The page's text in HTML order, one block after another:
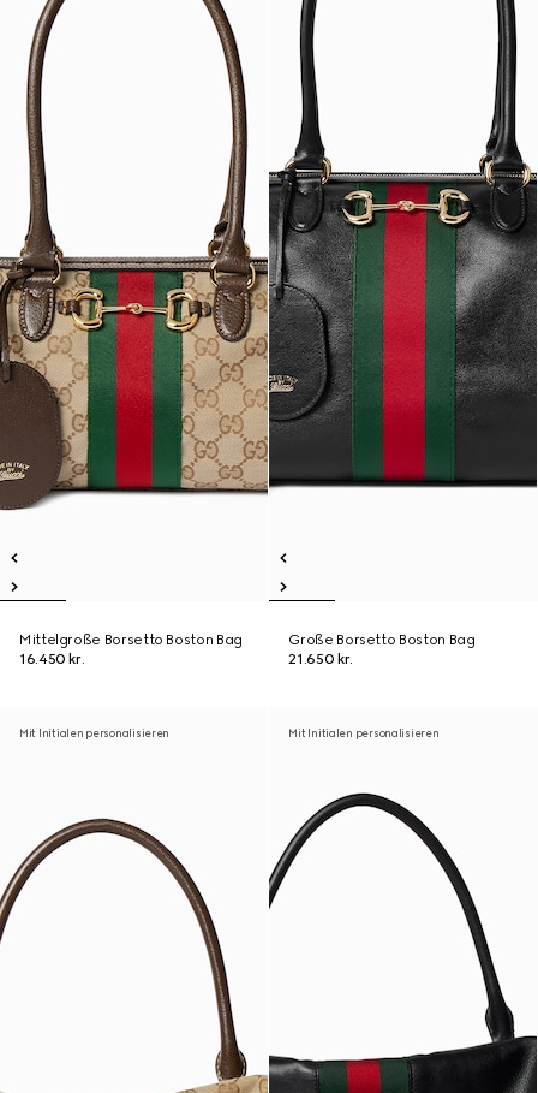
Mittelgroße Borsetto Boston Bag
16.450 kr.
Große Borsetto Boston Bag
21.650 kr.
Mit Initialen personalisieren Mit Initialen personalisieren